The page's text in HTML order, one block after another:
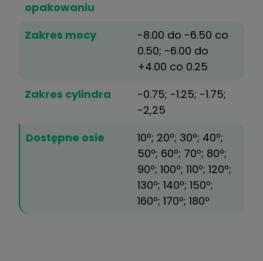
opakowaniu
Zakres mocy
-8.00 do -6.50 co
0.50; -6.00 do
+4.00 co 0.25
Zakres cylindra
-0.75; -1.25; -1.75;
-2,25
Dostępne osie
10º; 20º; 30º; 40º;
50º; 60º; 70º; 80º;
90º; 100º; 110º; 120º;
130º; 140º; 150º;
160º; 170º; 180º